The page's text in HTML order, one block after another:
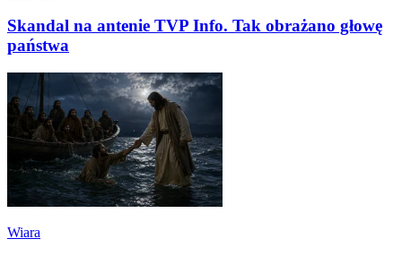
Skandal na antenie TVP Info. Tak obrażano głowę
państwa
Wiara